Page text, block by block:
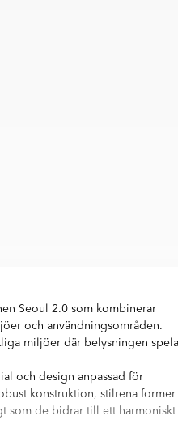
Seoul 2.0 som kombinerar
och användningsområden.
miljöer där belysningen
och design anpassad för
konstruktion, stilrena former
som de bidrar till ett harmoniskt